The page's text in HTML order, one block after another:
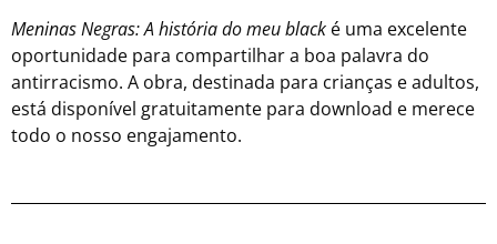
Meninas Negras: A história do meu black é uma excelente
oportunidade para compartilhar a boa palavra do
antirracismo. A obra, destinada para crianças e adultos,
está disponível gratuitamente para download e merece
todo o nosso engajamento.